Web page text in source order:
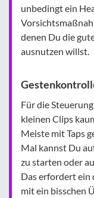
unbedingt ein
denen Du die
ausnutzen willst.
Für die
kleinen Clips
Meiste mit Taps
Mal kannst Du
zu starten oder
Das erfordert ein
mit ein bisschen